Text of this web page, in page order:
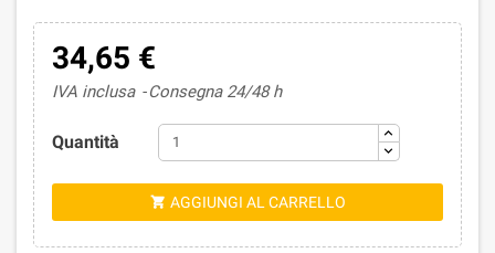
34,65 €
IVA inclusa Consegna 24/48 h
Quantità
 AGGIUNGI AL CARRELLO